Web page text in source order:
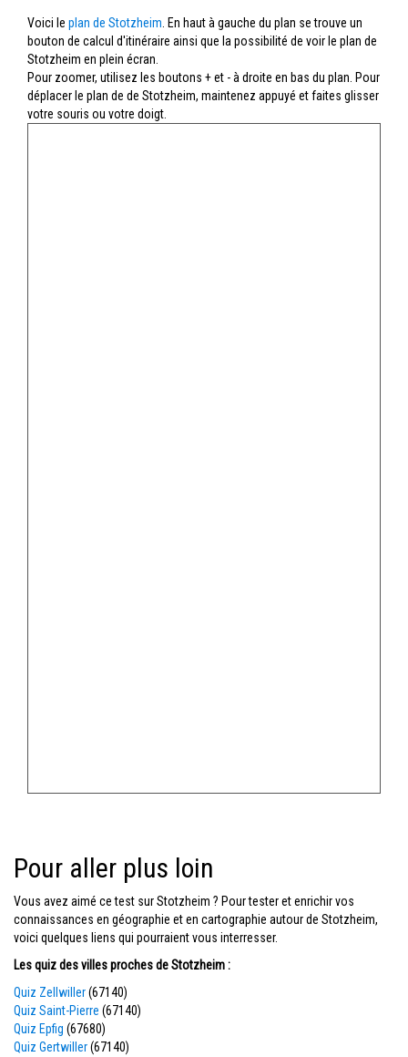
Voici le plan de Stotzheim . En haut à gauche du plan se trouve un
bouton de calcul d'itinéraire ainsi que la possibilité de voir le plan de
Stotzheim en plein écran.
Pour zoomer, utilisez les boutons + et - à droite en bas du plan. Pour
déplacer le plan de de Stotzheim, maintenez appuyé et faites glisser
votre souris ou votre doigt.
Pour aller plus loin
Vous avez aimé ce test sur Stotzheim ? Pour tester et enrichir vos
connaissances en géographie et en cartographie autour de Stotzheim,
voici quelques liens qui pourraient vous interresser.
Les quiz des villes proches de Stotzheim :
Quiz Zellwiller(67140)
Quiz Saint-Pierre (67140)
Quiz Epfig (67680)
Quiz Gertwiller(67140)